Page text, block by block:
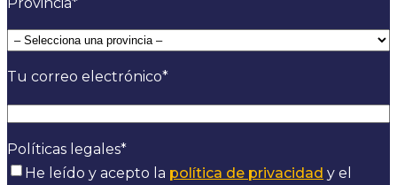
Tu correo electrónico*
Políticas legales*
He leído y acepto la política de privacidad y el